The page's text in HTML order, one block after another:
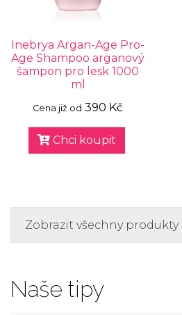
Inebrya Argan-Age Pro-
Age Shampoo arganový
šampon pro lesk 1000
ml
Cena již od 390 Kč
Chci koupit
Zobrazit všechny produkty
Naše tipy